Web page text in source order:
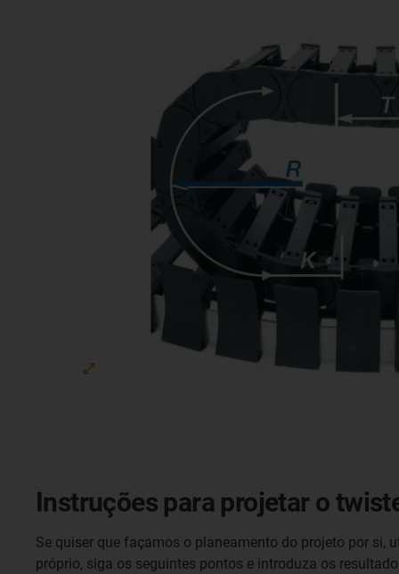
Instruções para projetar o
Se quiser que façamos o planeamento do projeto por si,
próprio, siga os seguintes pontos e introduza os